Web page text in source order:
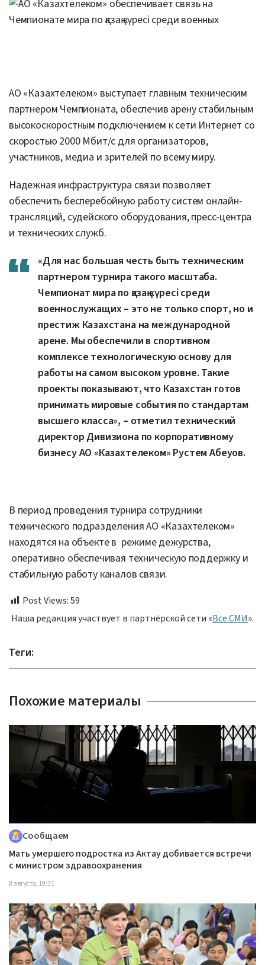
АО «Казахтелеком» выступает главным техническим
партнером Чемпионата, обеспечив арену стабильным
высокоскоростным подключением к сети Интернет со
скоростью 2000 Мбит/с для организаторов,
участников, медиа и зрителей по всему миру.
Надежная инфраструктура связи позволяет
обеспечить бесперебойную работу систем онлайн-
трансляций, судейского оборудования, пресс-центра
и технических служб.
«Для нас большая честь быть техническим
партнером турнира такого масштаба.
Чемпионат мира по қазақ күресі среди
военнослужащих – это не только спорт, но и
престиж Казахстана на международной
арене. Мы обеспечили в спортивном
комплексе технологическую основу для
работы на самом высоком уровне. Такие
проекты показывают, что Казахстан готов
принимать мировые события по стандартам
высшего класса», – отметил технический
директор Дивизиона по корпоративному
бизнесу АО «Казахтелеком» Рустем Абеуов.
В период проведения турнира сотрудники
технического подразделения АО «Казахтелеком»
находятся на объекте в режиме дежурства,
оперативно обеспечивая техническую поддержку и
стабильную работу каналов связи.
Post Views:59
Наша редакция участвует в партнёрской сети «Все СМИ».
Теги:
Похожие материалы
Сообщаем
Мать умершего подростка из Актау добивается встречи
с министром здравоохранения
8 августа, 19:31